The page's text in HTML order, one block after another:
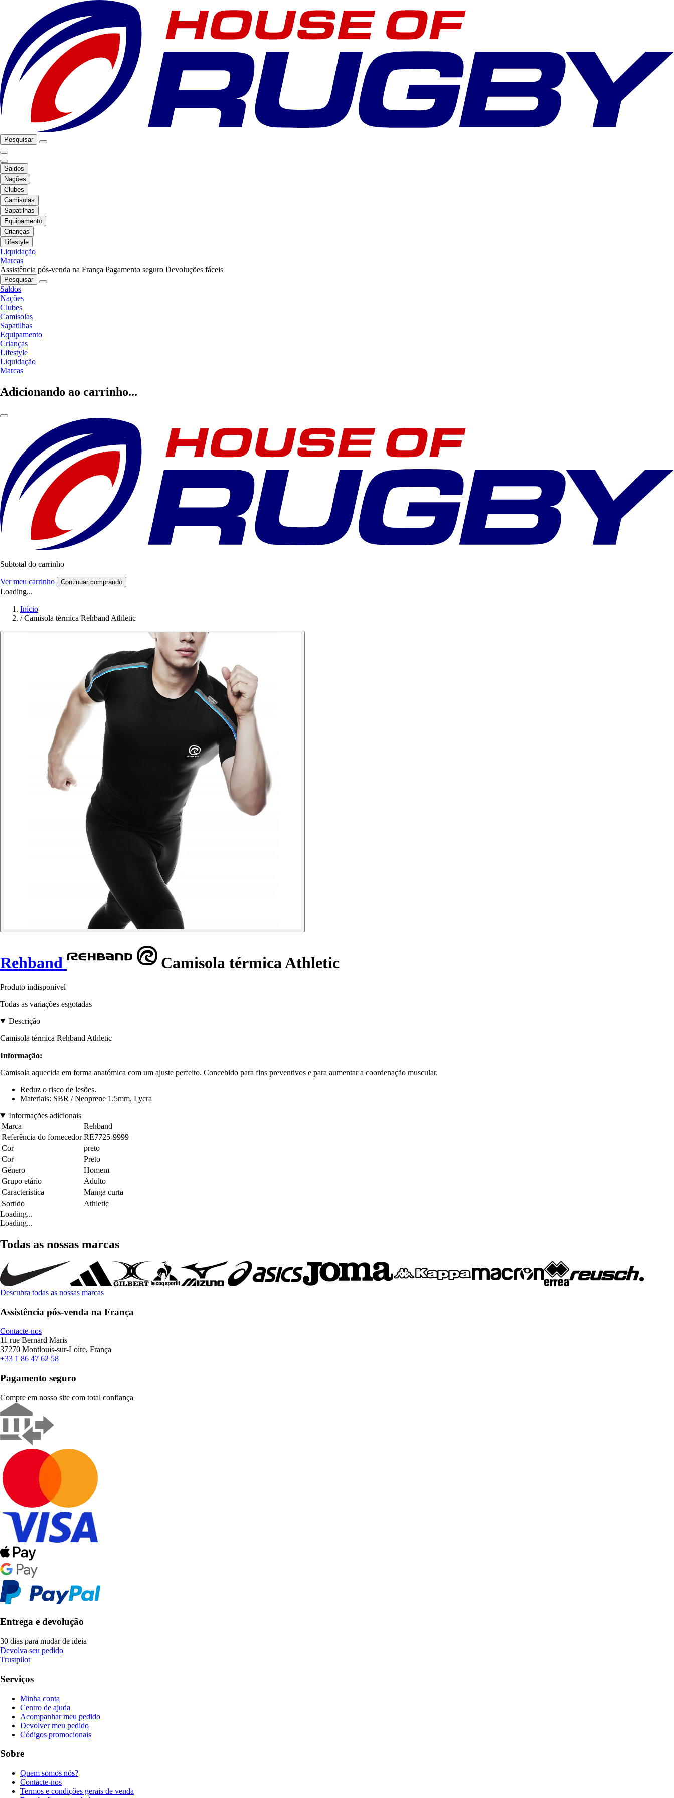
Pesquisar
Saldos
Nações
Clubes
Camisolas
Sapatilhas
Equipamento
Crianças
Lifestyle
Liquidação
Marcas
Assistência pós-venda na França Pagamento seguro Devoluções fáceis
Pesquisar
Saldos
Nações
Clubes
Camisolas
Sapatilhas
Equipamento
Crianças
Lifestyle
Liquidação
Marcas
Adicionando ao carrinho...
Subtotal do carrinho
Ver meu carrinho Continuar comprando
Loading...
Início
/ Camisola térmica Rehband Athletic
Rehband Camisola térmica Athletic
Produto indisponível
Todas as variações esgotadas
Descrição
Camisola térmica Rehband Athletic
Informação:
Camisola aquecida em forma anatómica com um ajuste perfeito. Concebido para fins preventivos e para aumentar a coordenação muscular.
Reduz o risco de lesões.
Materiais: SBR / Neoprene 1.5mm, Lycra
Informações adicionais
Marca
Rehband
Referência do fornecedor RE7725-9999
Cor
preto
Cor
Preto
Género
Homem
Grupo etário
Adulto
Característica
Manga curta
Sortido
Athletic
Loading...
Loading...
Todas as nossas marcas
Descubra todas as nossas marcas
Assistência pós-venda na França
Contacte-nos
11 rue Bernard Maris
37270 Montlouis-sur-Loire, França
+33 1 86 47 62 58
Pagamento seguro
Compre em nosso site com total confiança
Entrega e devolução
30 dias para mudar de ideia
Devolva seu pedido
Trustpilot
Serviços
Minha conta
Centro de ajuda
Acompanhar meu pedido
Devolver meu pedido
Códigos promocionais
Sobre
Quem somos nós?
Contacte-nos
Termos e condições gerais de venda